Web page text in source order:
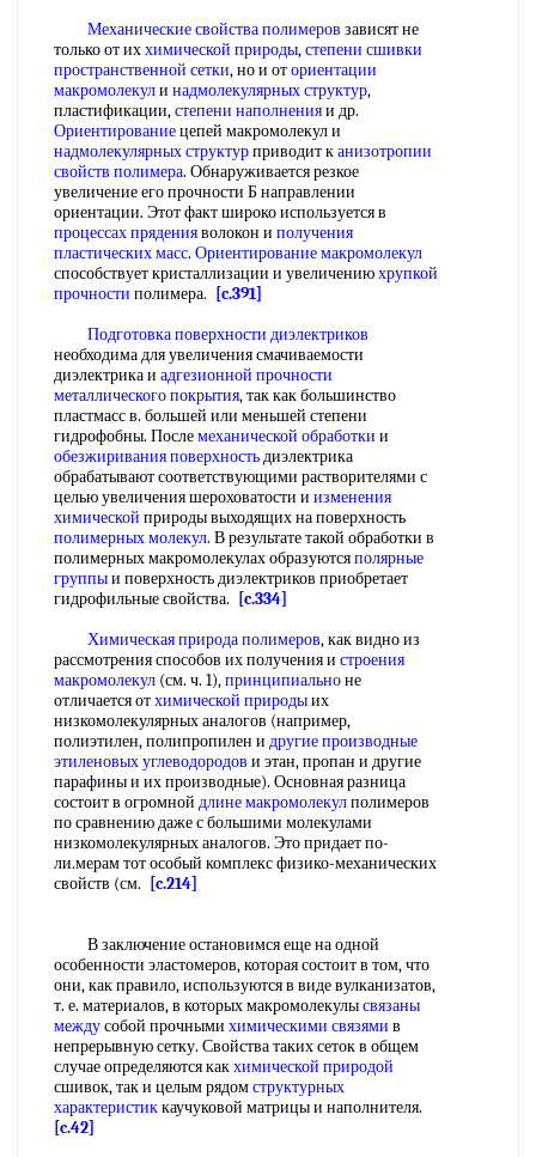
Механические свойства полимеров зависят не
только от иххимической природы,степени сшивки
пространственной сетки, но и оториентации
макромолекули надмолекулярных структур,
пластификации,степени наполненияи др.
Ориентированиецепей макромолекул и
надмолекулярных структурприводит канизотропии
свойств полимера. Обнаруживается резкое
увеличение его прочности Б направлении
ориентации. Этот факт широко используется в
процессах пряденияволокон и получения
пластических масс. Ориентирование макромолекул
способствует кристаллизации и увеличениюхрупкой
прочности полимера.
[c.391]
Подготовка поверхности диэлектриков
необходима для увеличения смачиваемости
диэлектрика и адгезионной прочности
металлического покрытия, так как большинство
пластмасс в. большей или меньшей степени
гидрофобны. Послемеханической обработки и
обезжиривания поверхностьдиэлектрика
обрабатывают соответствующими растворителями с
целью увеличения шероховатости и изменения
химической природы выходящих на поверхность
полимерных молекул. В результате такой обработки в
полимерных макромолекулах образуютсяполярные
группыи поверхность диэлектриков приобретает
гидрофильные свойства.
[c.334]
Химическая природа полимеров, как видно из
рассмотрения способов их получения и строения
макромолекул (см. ч. 1),принципиальноне
отличается отхимической природыих
низкомолекулярных аналогов (например,
полиэтилен, полипропилен и другие производные
этиленовых углеводородов и этан, пропан и другие
парафины и их производные). Основная разница
состоит в огромной длине макромолекулполимеров
по сравнению даже с большими молекулами
низкомолекулярных аналогов. Это придает по-
ли.мерам тот особый комплекс физико-механических
свойств (см.
[c.214]
В заключение остановимся еще на одной
особенности эластомеров, которая состоит в том, что
они, как правило, используются в виде вулканизатов,
т. е. материалов, в которых макромолекулысвязаны
междусобой прочными химическими связями в
непрерывную сетку. Свойства таких сеток в общем
случае определяются какхимической природой
сшивок, так и целым рядомструктурных
характеристиккаучуковой матрицы и наполнителя.
[c.42]